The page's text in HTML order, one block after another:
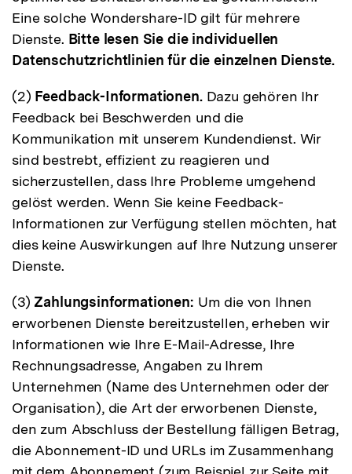
Eine solche Wondershare-ID gilt für mehrere
Dienste. Bitte lesen Sie die individuellen
Datenschutzrichtlinien für die einzelnen Dienste.
(2) Feedback-Informationen.Dazu gehören Ihr
Feedback bei Beschwerden und die
Kommunikation mit unserem Kundendienst. Wir
sind bestrebt, effizient zu reagieren und
sicherzustellen, dass Ihre Probleme umgehend
gelöst werden. Wenn Sie keine Feedback-
Informationen zur Verfügung stellen möchten, hat
dies keine Auswirkungen auf Ihre Nutzung unserer
Dienste.
(3) Zahlungsinformationen: Um die von Ihnen
erworbenen Dienste bereitzustellen, erheben wir
Informationen wie Ihre E-Mail-Adresse, Ihre
Rechnungsadresse, Angaben zu Ihrem
Unternehmen (Name des Unternehmen oder der
Organisation), die Art der erworbenen Dienste,
den zum Abschluss der Bestellung fälligen Betrag,
die Abonnement-ID und URLs im Zusammenhang